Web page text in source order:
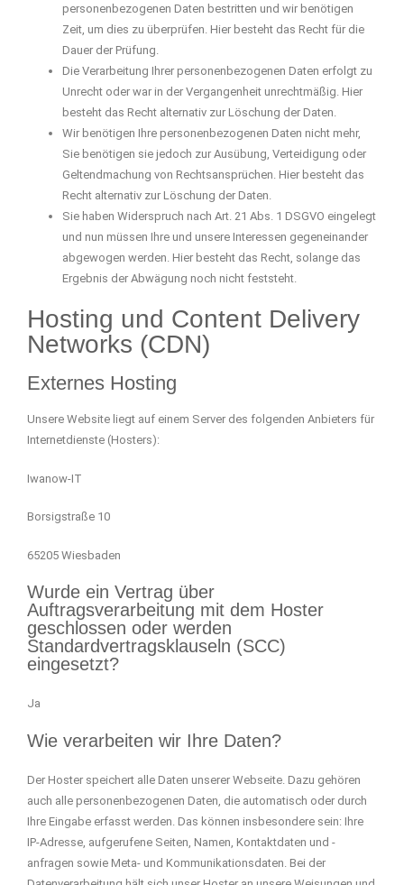
personenbezogenen Daten bestritten und wir benötigen
Zeit, um dies zu überprüfen. Hier besteht das Recht für die
Dauer der Prüfung.
Die Verarbeitung Ihrer personenbezogenen Daten erfolgt zu
Unrecht oder war in der Vergangenheit unrechtmäßig. Hier
besteht das Recht alternativ zur Löschung der Daten.
Wir benötigen Ihre personenbezogenen Daten nicht mehr,
Sie benötigen sie jedoch zur Ausübung, Verteidigung oder
Geltendmachung von Rechtsansprüchen. Hier besteht das
Recht alternativ zur Löschung der Daten.
Sie haben Widerspruch nach Art. 21 Abs. 1 DSGVO eingelegt
und nun müssen Ihre und unsere Interessen gegeneinander
abgewogen werden. Hier besteht das Recht, solange das
Ergebnis der Abwägung noch nicht feststeht.
Hosting und Content Delivery
Networks (CDN)
Externes Hosting
Unsere Website liegt auf einem Server des folgenden Anbieters für
Internetdienste (Hosters):
Iwanow-IT
Borsigstraße 10
65205 Wiesbaden
Wurde ein Vertrag über
Auftragsverarbeitung mit dem Hoster
geschlossen oder werden
Standardvertragsklauseln (SCC)
eingesetzt?
Ja
Wie verarbeiten wir Ihre Daten?
Der Hoster speichert alle Daten unserer Webseite. Dazu gehören
auch alle personenbezogenen Daten, die automatisch oder durch
Ihre Eingabe erfasst werden. Das können insbesondere sein: Ihre
IP-Adresse, aufgerufene Seiten, Namen, Kontaktdaten und -
anfragen sowie Meta- und Kommunikationsdaten. Bei der